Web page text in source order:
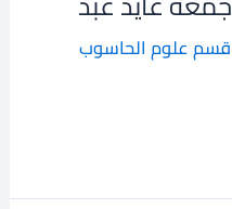
قسم علوم الحاسوب